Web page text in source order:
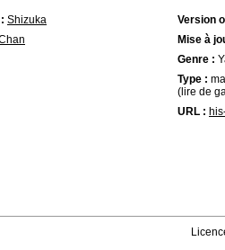
Shizuka
Version
Mise à
Genre :
Type :
(lire de
URL :